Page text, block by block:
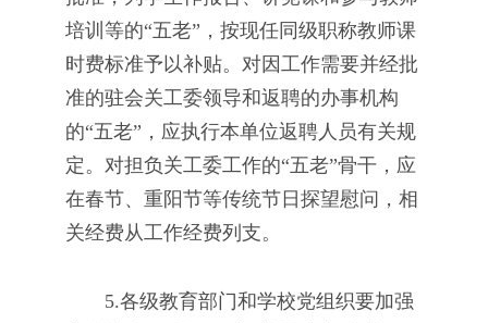
培训等的“五老”，按现任同级职称教师课
时费标准予以补贴。对因工作需要并经批
准的驻会关工委领导和返聘的办事机构
的“五老”，应执行本单位返聘人员有关规
定。对担负关工委工作的“五老”骨干，应
在春节、重阳节等传统节日探望慰问，相
关经费从工作经费列支。
5.各级教育部门和学校党组织要加强